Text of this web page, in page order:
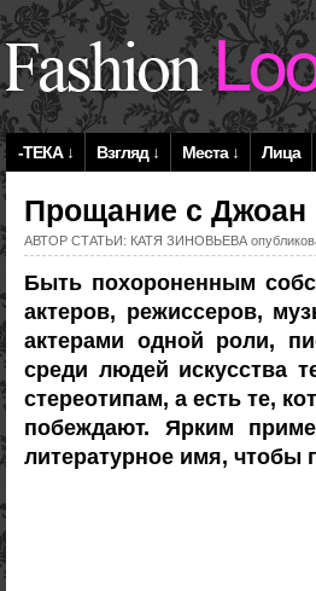
-ТЕКА ↓ Взгляд ↓ Места ↓ Лица
Прощание с Джоан
АВТОР СТАТЬИ: КАТЯ ЗИНОВЬЕВА
Быть похороненным
актеров, режиссеров,
актерами одной роли,
среди людей искусства
стереотипам, а есть те,
побеждают. Ярким
литературное имя, чтобы